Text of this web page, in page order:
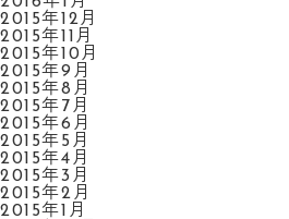
2015年12月
2015年11月
2015年10月
2015年9月
2015年8月
2015年7月
2015年6月
2015年5月
2015年4月
2015年3月
2015年2月
2015年1月